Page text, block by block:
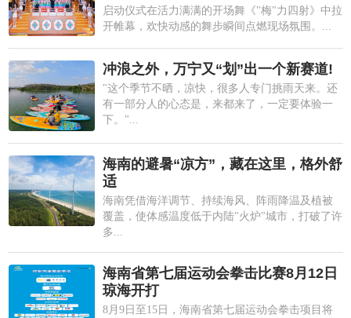
启动仪式在活力满满的开场舞《"梅"力四射》中拉
开帷幕，欢快动感的舞步瞬间点燃现场氛围。...
冲浪之外，万宁又“划”出一个新赛道!
"这个季节不晒，凉快，很多人专门挑雨天来。还
有一部分人的心态是，来都来了，一定要体验一
下。"...
海南的避暑“凉方”，藏在这里，格外舒
适
海南凭借海洋调节、持续海风、阵雨降温及植被
覆盖，使体感温度低于内陆"火炉"城市，打破了许
多...
海南省第七届运动会拳击比赛8月12日
琼海开打
8月9日至15日，海南省第七届运动会拳击项目将